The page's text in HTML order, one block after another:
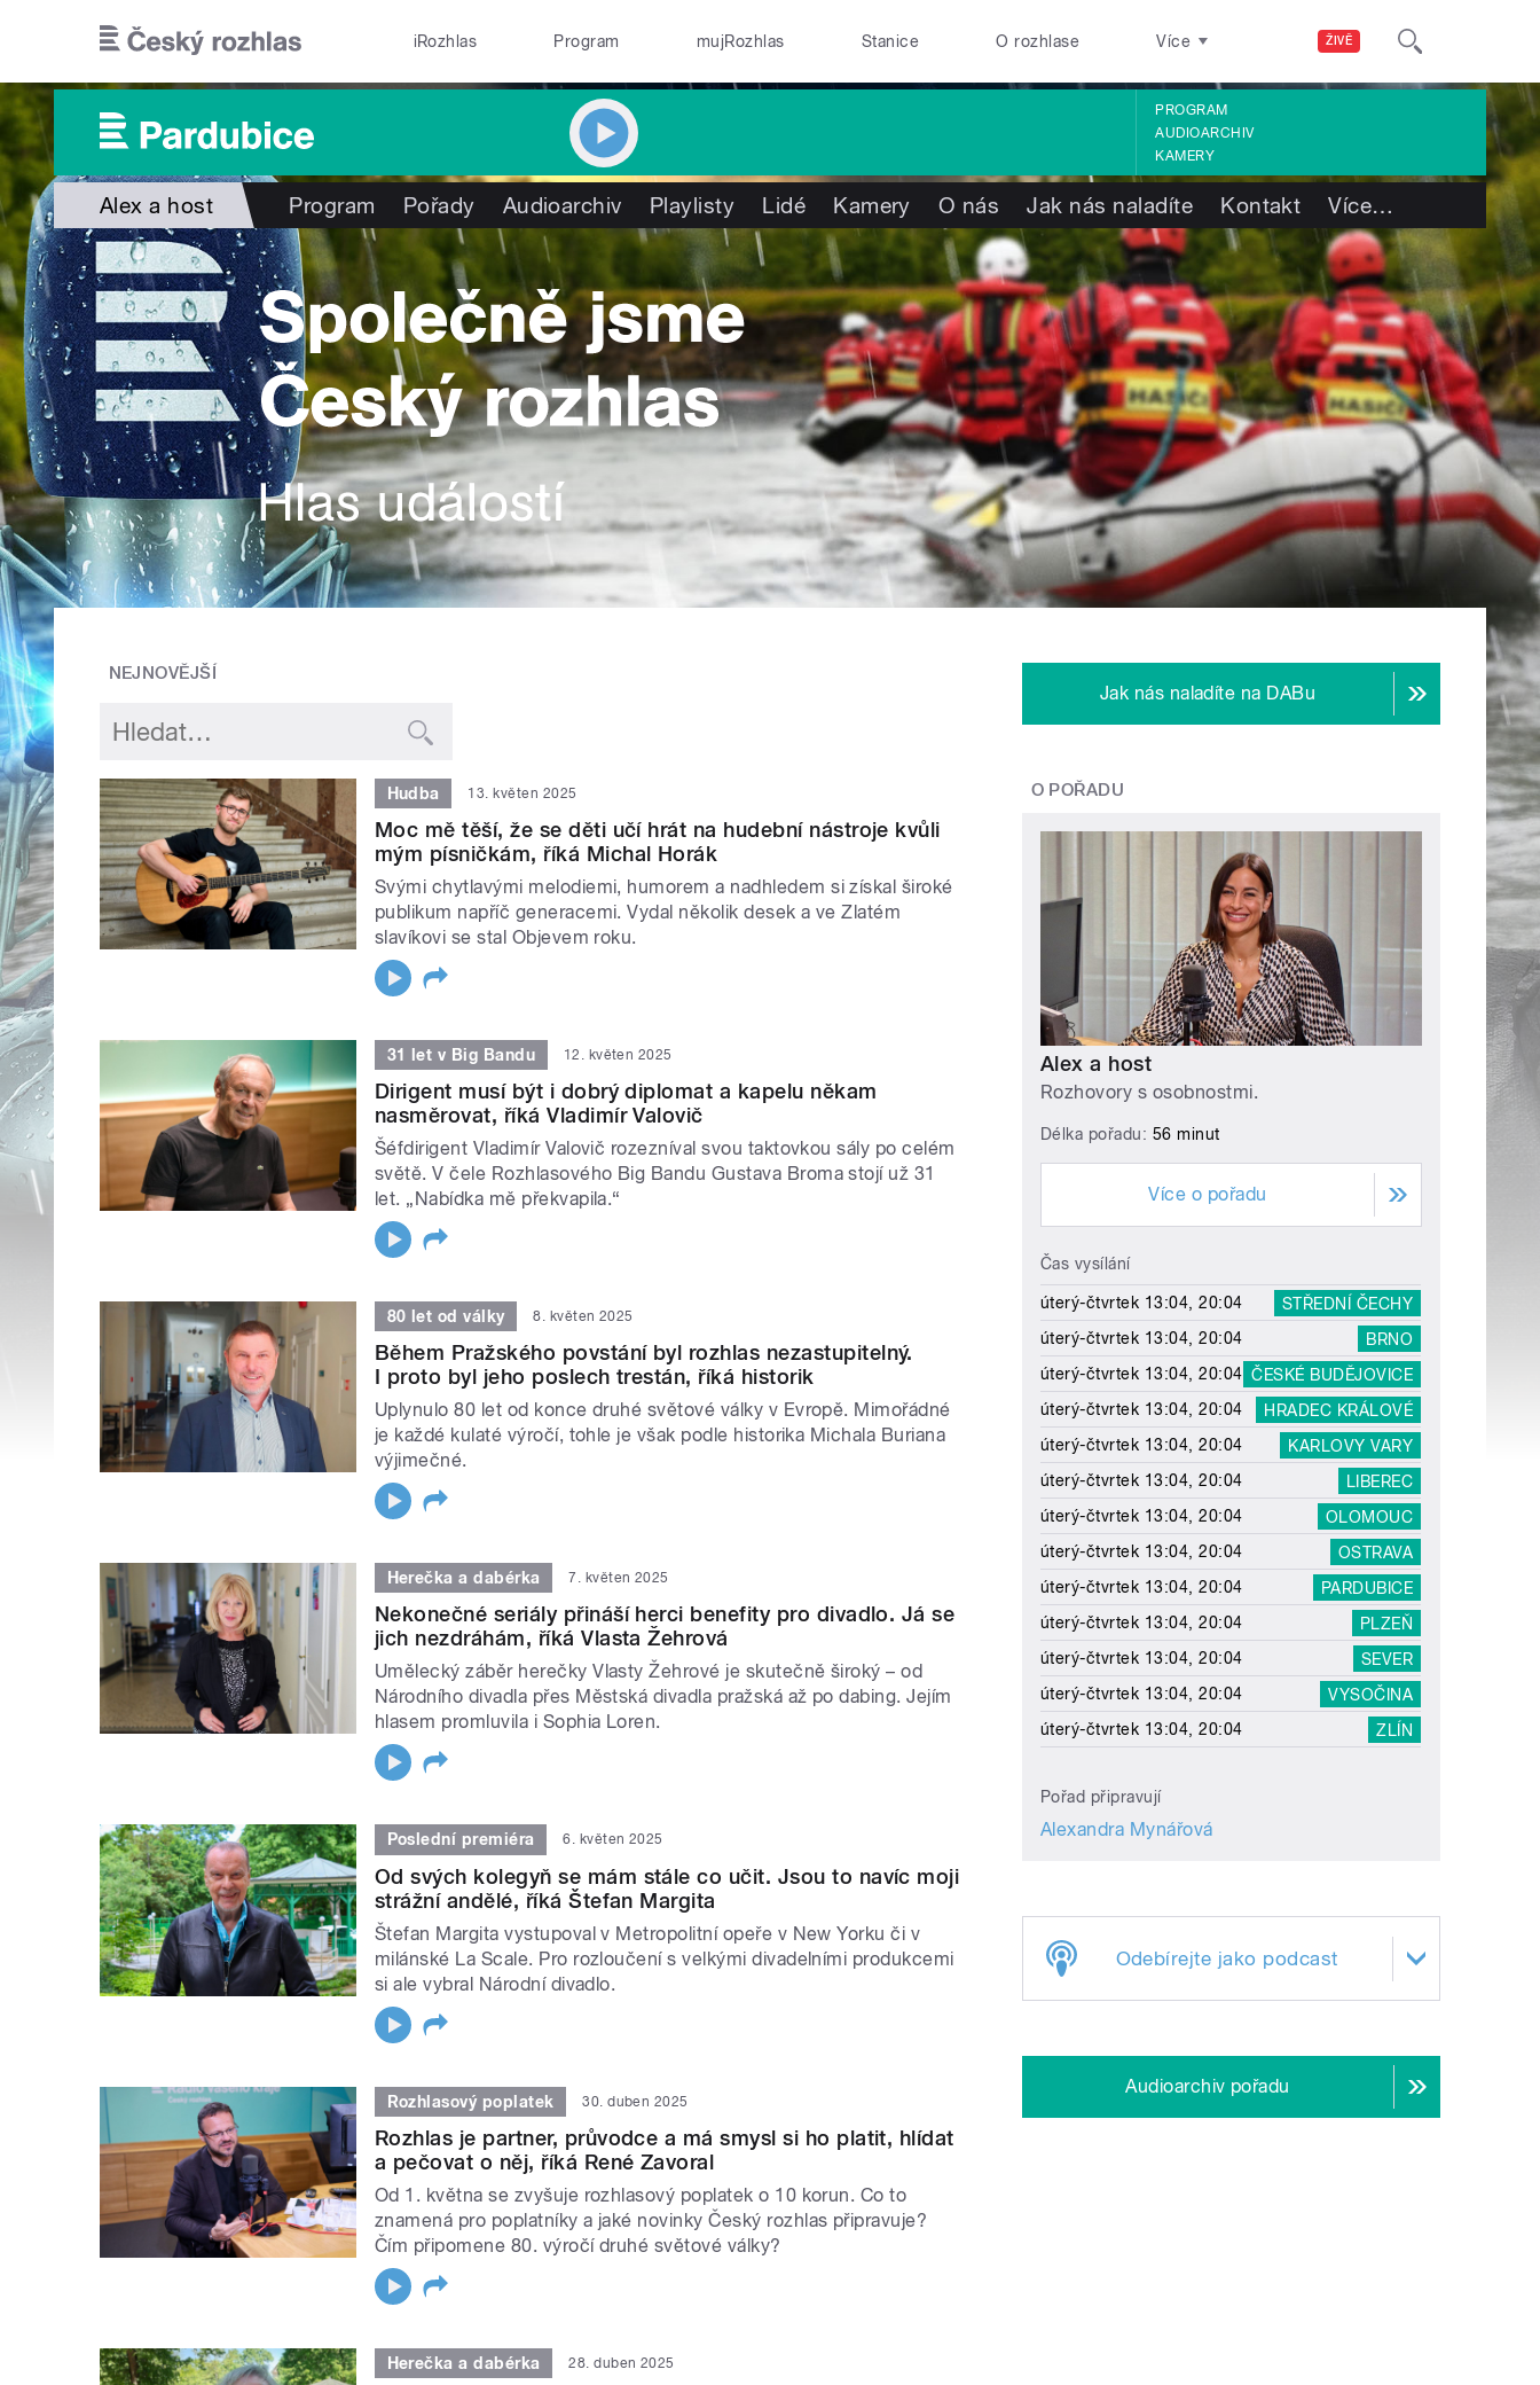
ŽIVĚ
iRozhlas Program mujRozhlas Stanice O rozhlase Více
PROGRAM
AUDIOARCHIV
KAMERY
Alex a host Program Pořady Audioarchiv Playlisty Lidé Kamery O nás Jak nás naladíte Kontakt Více…
NEJNOVĚJŠÍ
Hudba 13. květen 2025
Moc mě těší, že se děti učí hrát na hudební nástroje kvůli
mým písničkám, říká Michal Horák
Svými chytlavými melodiemi, humorem a nadhledem si získal široké
publikum napříč generacemi. Vydal několik desek a ve Zlatém
slavíkovi se stal Objevem roku.
31 let v Big Bandu 12. květen 2025
Dirigent musí být i dobrý diplomat a kapelu někam
nasměrovat, říká Vladimír Valovič
Šéfdirigent Vladimír Valovič rozezníval svou taktovkou sály po celém
světě. V čele Rozhlasového Big Bandu Gustava Broma stojí už 31
let. „Nabídka mě překvapila.“
80 let od války 8. květen 2025
Během Pražského povstání byl rozhlas nezastupitelný.
I proto byl jeho poslech trestán, říká historik
Uplynulo 80 let od konce druhé světové války v Evropě. Mimořádné
je každé kulaté výročí, tohle je však podle historika Michala Buriana
výjimečné.
Herečka a dabérka 7. květen 2025
Nekonečné seriály přináší herci benefity pro divadlo. Já se
jich nezdráhám, říká Vlasta Žehrová
Umělecký záběr herečky Vlasty Žehrové je skutečně široký – od
Národního divadla přes Městská divadla pražská až po dabing. Jejím
hlasem promluvila i Sophia Loren.
Poslední premiéra 6. květen 2025
Od svých kolegyň se mám stále co učit. Jsou to navíc moji
strážní andělé, říká Štefan Margita
Štefan Margita vystupoval v Metropolitní opeře v New Yorku či v
milánské La Scale. Pro rozloučení s velkými divadelními produkcemi
si ale vybral Národní divadlo.
Rozhlasový poplatek 30. duben 2025
Rozhlas je partner, průvodce a má smysl si ho platit, hlídat
a pečovat o něj, říká René Zavoral
Od 1. května se zvyšuje rozhlasový poplatek o 10 korun. Co to
znamená pro poplatníky a jaké novinky Český rozhlas připravuje?
Čím připomene 80. výročí druhé světové války?
Herečka a dabérka 28. duben 2025
Jak nás naladíte na DABu
O POŘADU
Alex a host
Rozhovory s osobnostmi.
Délka pořadu: 56 minut
Více o pořadu
Čas vysílání
úterý-čtvrtek 13:04, 20:04
STŘEDNÍ ČECHY
úterý-čtvrtek 13:04, 20:04
BRNO
úterý-čtvrtek 13:04, 20:04 ČESKÉ BUDĚJOVICE
úterý-čtvrtek 13:04, 20:04
HRADEC KRÁLOVÉ
úterý-čtvrtek 13:04, 20:04
KARLOVY VARY
úterý-čtvrtek 13:04, 20:04
LIBEREC
úterý-čtvrtek 13:04, 20:04
OLOMOUC
úterý-čtvrtek 13:04, 20:04
OSTRAVA
úterý-čtvrtek 13:04, 20:04
PARDUBICE
úterý-čtvrtek 13:04, 20:04
PLZEŇ
úterý-čtvrtek 13:04, 20:04
SEVER
úterý-čtvrtek 13:04, 20:04
VYSOČINA
úterý-čtvrtek 13:04, 20:04
ZLÍN
Pořad připravují
Alexandra Mynářová
Odebírejte jako podcast
Audioarchiv pořadu